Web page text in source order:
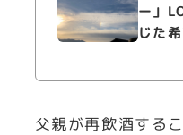
ー」
じた
父親が再飲酒する